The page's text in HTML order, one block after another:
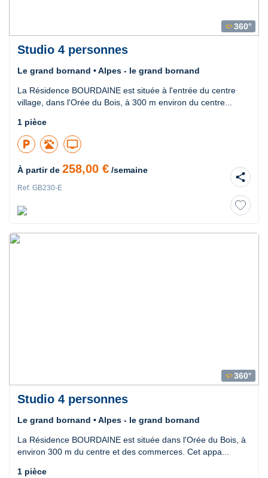
360360°
Studio 4 personnes
Le grand bornand • Alpes - le grand bornand
La Résidence BOURDAINE est située à l'entrée du centre
village, dans l'Orée du Bois, à 300 m environ du centre...
1 pièce
local_parking tv
À partir de 258,00 € /semaine
Ref. GB230-E
share
360360°
Studio 4 personnes
Le grand bornand • Alpes - le grand bornand
La Résidence BOURDAINE est située dans l'Orée du Bois, à
environ 300 m du centre et des commerces. Cet appa...
1 pièce